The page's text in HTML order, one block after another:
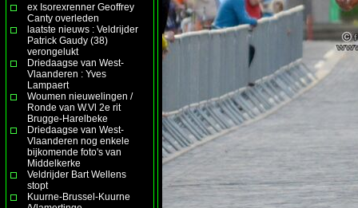
ex Isorexrenner Geoffrey
Canty overleden
laatste nieuws : Veldrijder
Patrick Gaudy (38)
verongelukt
Driedaagse van West-
Vlaanderen : Yves
Lampaert
Woumen nieuwelingen /
Ronde van W.Vl 2e rit
Brugge-Harelbeke
Driedaagse van West-
Vlaanderen nog enkele
bijkomende foto's van
Middelkerke
Veldrijder Bart Wellens
stopt
Kuurne-Brussel-Kuurne